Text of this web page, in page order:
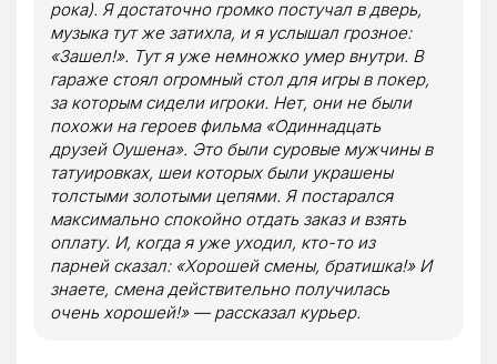
рока). Я достаточно громко постучал в дверь,
музыка тут же затихла, и я услышал грозное:
«Зашел!». Тут я уже немножко умер внутри. В
гараже стоял огромный стол для игры в покер,
за которым сидели игроки. Нет, они не были
похожи на героев фильма «Одиннадцать
друзей Оушена». Это были суровые мужчины в
татуировках, шеи которых были украшены
толстыми золотыми цепями. Я постарался
максимально спокойно отдать заказ и взять
оплату. И, когда я уже уходил, кто-то из
парней сказал: «Хорошей смены, братишка!»И
знаете, смена действительно получилась
очень хорошей!»— рассказал курьер.